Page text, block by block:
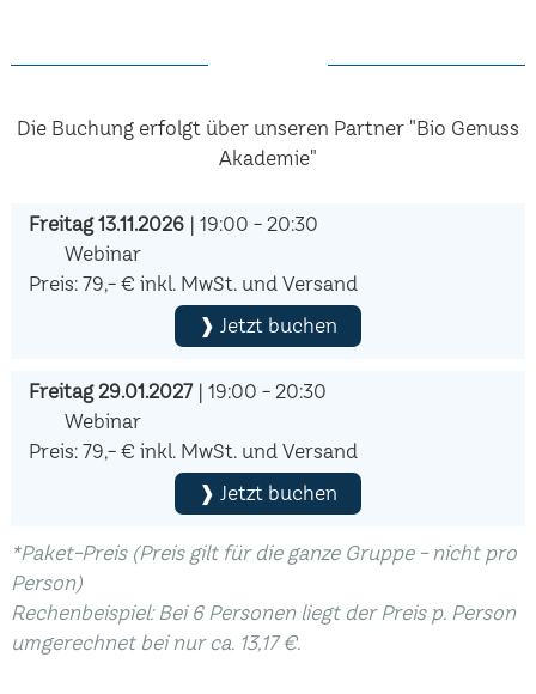
Die Buchung erfolgt über unseren Partner "Bio Genuss
Akademie"
Freitag 13.11.2026| 19:00 - 20:30
Webinar
Preis: 79,- € inkl. MwSt. und Versand
❱ Jetzt buchen
Freitag 29.01.2027| 19:00 - 20:30
Webinar
Preis: 79,- € inkl. MwSt. und Versand
❱ Jetzt buchen
*Paket-Preis (Preis gilt für die ganze Gruppe - nicht pro
Person)
Rechenbeispiel: Bei 6 Personen liegt der Preis p. Person
umgerechnet bei nur ca. 13,17 €.